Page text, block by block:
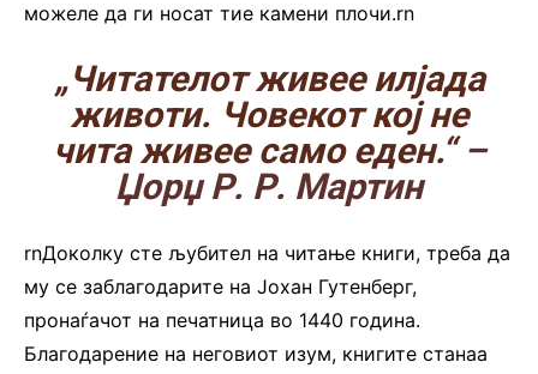
можеле да ги носат тие камени плочи.rn
„Читателот живее илјада
животи. Човекот кој не
чита живее само еден.“–
Џорџ Р. Р. Мартин
rnДоколку сте љубител на читање книги, треба да
му се заблагодарите на Јохан Гутенберг,
пронаѓачот на печатница во 1440 година.
Благодарение на неговиот изум, книгите станаа